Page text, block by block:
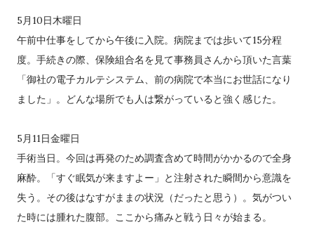
5月10日木曜日
午前中仕事をしてから午後に入院。病院までは歩いて15分程
度。手続きの際、保険組合名を見て事務員さんから頂いた言葉
「御社の電子カルテシステム、前の病院で本当にお世話になり
ました」。どんな場所でも人は繋がっていると強く感じた。
5月11日金曜日
手術当日。今回は再発のため調査含めて時間がかかるので全身
麻酔。「すぐ眠気が来ますよー」と注射された瞬間から意識を
失う。その後はなすがままの状況（だったと思う）。気がつい
た時には腫れた腹部。ここから痛みと戦う日々が始まる。